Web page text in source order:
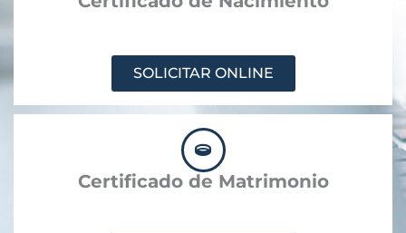
SOLICITAR ONLINE
Certificado de Matrimonio